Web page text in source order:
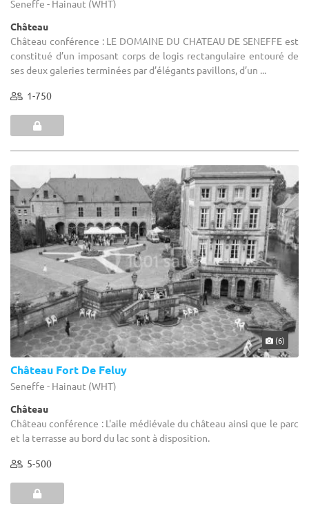
Seneffe - Hainaut (WHT)
Château
Château conférence : LE DOMAINE DU CHATEAU DE SENEFFE est
constitué d’un imposant corps de logis rectangulaire entouré de
ses deux galeries terminées par d’élégants pavillons, d’un ...
1-750
(6)
Château Fort De Feluy
Seneffe - Hainaut (WHT)
Château
Château conférence : L'aile médiévale du château ainsi que le parc
et la terrasse au bord du lac sont à disposition.
5-500